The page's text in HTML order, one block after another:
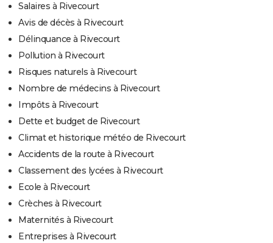
Salaires à Rivecourt
Avis de décès à Rivecourt
Délinquance à Rivecourt
Pollution à Rivecourt
Risques naturels à Rivecourt
Nombre de médecins à Rivecourt
Impôts à Rivecourt
Dette et budget de Rivecourt
Climat et historique météo de Rivecourt
Accidents de la route à Rivecourt
Classement des lycées à Rivecourt
Ecole à Rivecourt
Crèches à Rivecourt
Maternités à Rivecourt
Entreprises à Rivecourt